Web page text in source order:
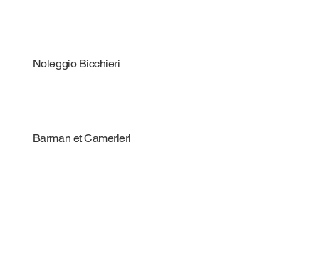
Noleggio Bicchieri
Barman et Camerieri